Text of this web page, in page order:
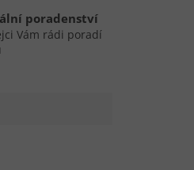
poradenství
Vám rádi poradí